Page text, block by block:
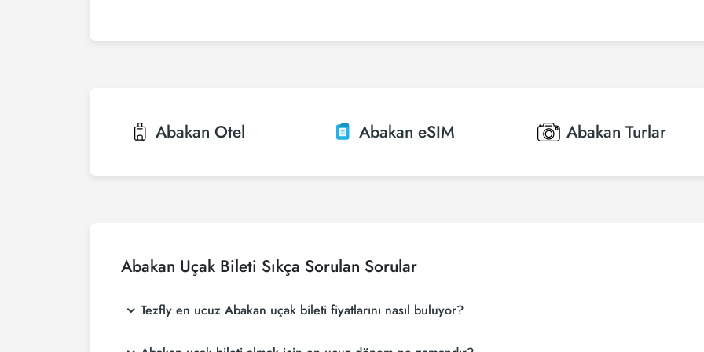
Abakan Otel Abakan eSIM Abakan Turlar
Abakan Uçak Bileti Sıkça Sorulan Sorular
Tezfly en ucuz Abakan uçak bileti fiyatlarını nasıl buluyor?